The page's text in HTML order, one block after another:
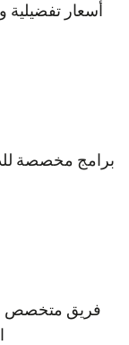
أسعار تفضيلية
مخصصة للدعم
فريق متخصص